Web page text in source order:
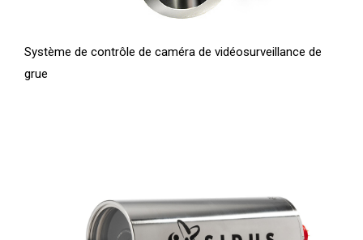
Système de contrôle de caméra de vidéosurveillance de
grue